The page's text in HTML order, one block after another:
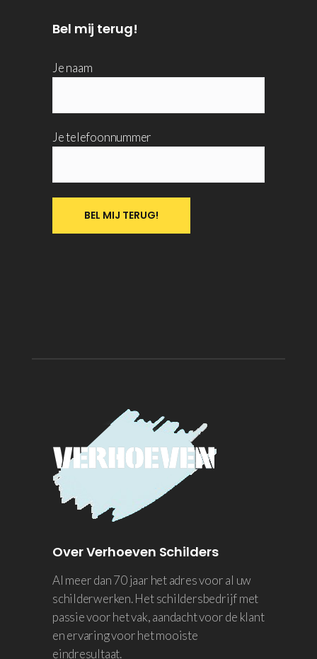
Bel mij terug!
Je naam
Je telefoonnummer
Over Verhoeven Schilders
Al meer dan 70 jaar het adres voor al uw
schilderwerken. Het schildersbedrijf met
passie voor het vak, aandacht voor de klant
en ervaring voor het mooiste
eindresultaat.